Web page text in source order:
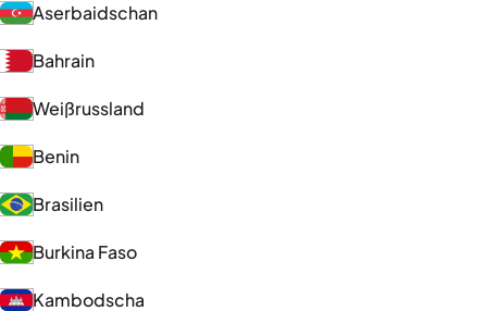
Aserbaidschan
Bahrain
Weißrussland
Benin
Brasilien
Burkina Faso
Kambodscha